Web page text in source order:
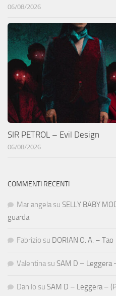
06/08/2026
SIR PETROL – Evil Design
06/08/2026
COMMENTI RECENTI
Mariangela su SELLY BABY
guarda
Fabrizio su DORIAN O. A. – Tao
Valentina su SAM D – Leggera
Danilo su SAM D – Leggera –